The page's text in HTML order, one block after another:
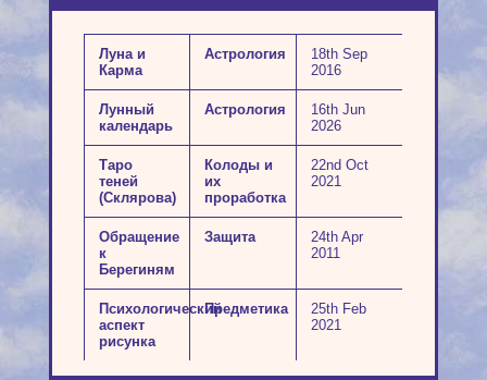
Луна и
Карма
Астрология
18th Sep
2016
Лунный
календарь
Астрология
16th Jun
2026
Таро
теней
(Склярова)
Колоды и
их
проработка
22nd Oct
2021
Обращение
к
Берегиням
Защита
24th Apr
2011
Психологический
аспект
рисунка
Предметика
25th Feb
2021